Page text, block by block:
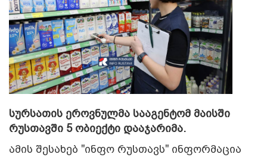
სურსათის ეროვნულმა სააგენტომ მაისში
რუსთავში 5 ობიექტი დააჯარიმა.
ამის შესახებ "ინფო რუსთავს" ინფორმაცია